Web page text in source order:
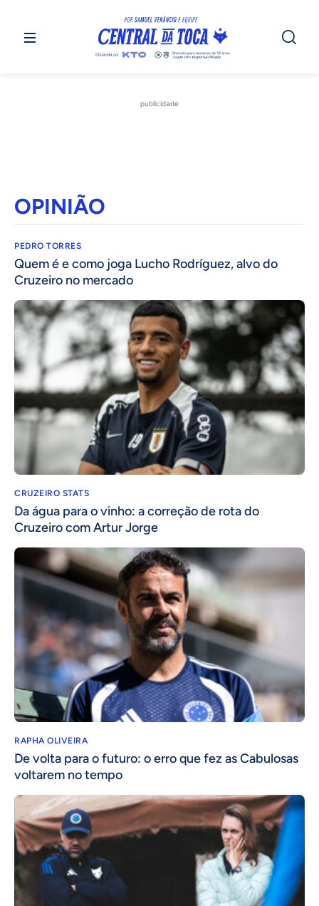
publicidade
OPINIÃO
PEDRO TORRES
Quem é e como joga Lucho Rodríguez, alvo do
Cruzeiro no mercado
CRUZEIRO STATS
Da água para o vinho: a correção de rota do
Cruzeiro com Artur Jorge
RAPHA OLIVEIRA
De volta para o futuro: o erro que fez as Cabulosas
voltarem no tempo